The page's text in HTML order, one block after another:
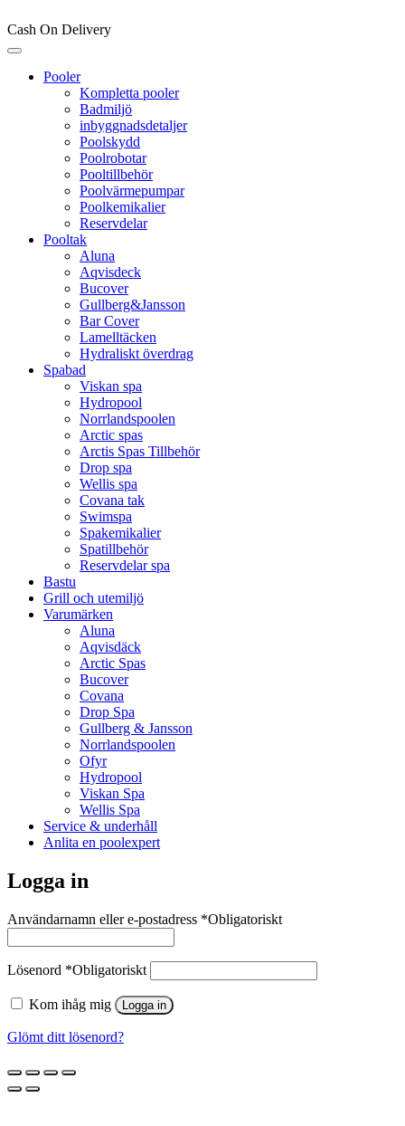
Cash On Delivery
Pooler
Kompletta pooler
Badmiljö
inbyggnadsdetaljer
Poolskydd
Poolrobotar
Pooltillbehör
Poolvärmepumpar
Poolkemikalier
Reservdelar
Pooltak
Aluna
Aqvisdeck
Bucover
Gullberg&Jansson
Bar Cover
Lamelltäcken
Hydraliskt överdrag
Spabad
Viskan spa
Hydropool
Norrlandspoolen
Arctic spas
Arctis Spas Tillbehör
Drop spa
Wellis spa
Covana tak
Swimspa
Spakemikalier
Spatillbehör
Reservdelar spa
Bastu
Grill och utemiljö
Varumärken
Aluna
Aqvisdäck
Arctic Spas
Bucover
Covana
Drop Spa
Gullberg & Jansson
Norrlandspoolen
Ofyr
Hydropool
Viskan Spa
Wellis Spa
Service & underhåll
Anlita en poolexpert
Logga in
Användarnamn eller e-postadress *Obligatoriskt
Lösenord *Obligatoriskt
Kom ihåg mig Logga in
Glömt ditt lösenord?